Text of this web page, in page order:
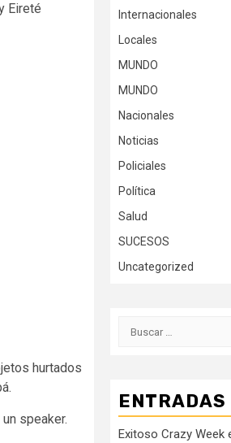
Eireté
hurtados
speaker.
Internacionales
Locales
MUNDO
MUNDO
Nacionales
Noticias
Policiales
Política
Salud
SUCESOS
Uncategorized
Buscar:
Exitoso Crazy Week